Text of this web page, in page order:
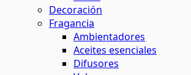
Decoración
Fragancia
Ambientadores
Aceites esenciales
Difusores